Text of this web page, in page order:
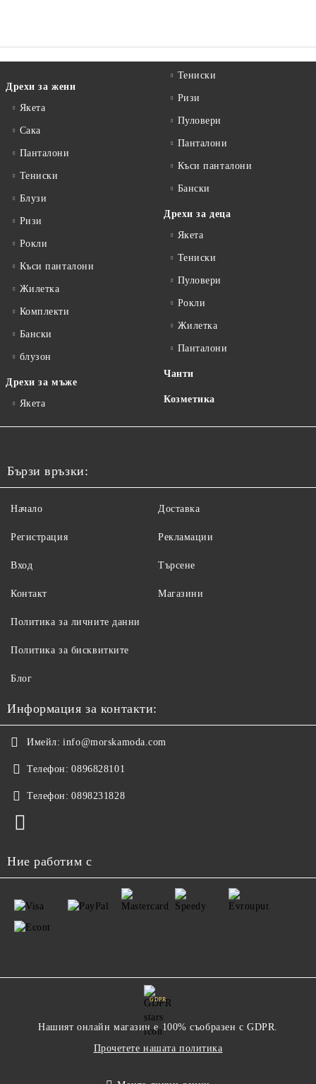
Дрехи за жени
Якета
Сакa
Панталони
Тениски
Блузи
Ризи
Рокли
Къси панталони
Жилетка
Комплекти
Бански
блузон
Дрехи за мъже
Якета
Тениски
Ризи
Пуловери
Панталони
Къси панталони
Бански
Дрехи за деца
Якета
Тениски
Пуловери
Рокли
Жилетка
Панталони
Чанти
Козметика
Бързи връзки:
Начало
Регистрация
Вход
Контакт
Доставка
Рекламации
Търсене
Магазини
Политика за личните данни
Политика за бисквитките
Блог
Информация за контакти:
Имейл: info@morskamoda.com
Телефон: 0896828101
Телефон: 0898231828
Ние работим с
GDPR
Нашият онлайн магазин е 100% съобразен с GDPR.
Прочетете нашата политика